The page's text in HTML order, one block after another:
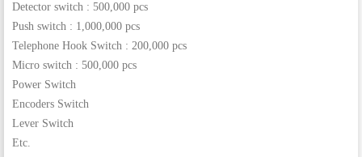
Detector switch : 500,000 pcs
Push switch : 1,000,000 pcs
Telephone Hook Switch : 200,000 pcs
Micro switch : 500,000 pcs
Power Switch
Encoders Switch
Lever Switch
Etc.